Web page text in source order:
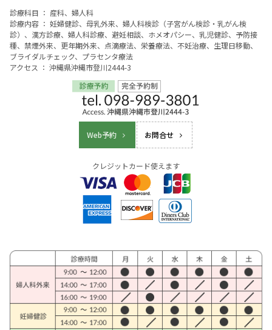
診療科目 ： 産科、婦人科
診療内容 ： 妊婦健診、母乳外来、婦人科検診（子宮がん検診・乳がん検
診）、漢方診療、婦人科診療、避妊相談、ホメオパシー、乳児健診、予防接
種、禁煙外来、更年期外来、点滴療法、栄養療法、不妊治療、生理日移動、
ブライダルチェック、プラセンタ療法
アクセス ： 沖縄県沖縄市登川2444-3
Web予約 お問合せ
クレジットカード使えます